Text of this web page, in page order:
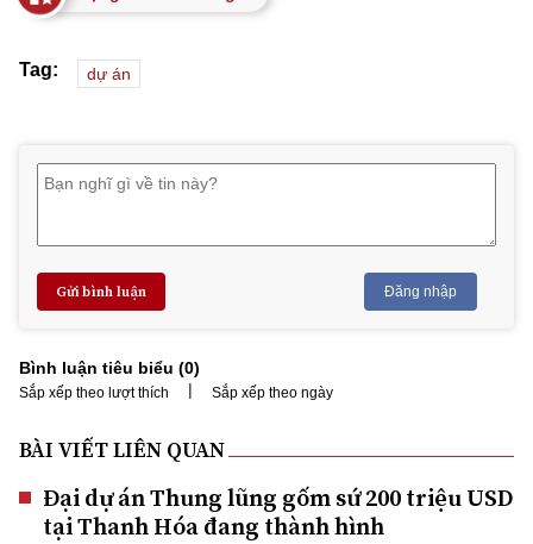
Tag: dự án
Gửi bình luận Đăng nhập
Bình luận tiêu biểu (0)
Sắp xếp theo lượt thích | Sắp xếp theo ngày
BÀI VIẾT LIÊN QUAN
Đại dự án Thung lũng gốm sứ 200 triệu USD
tại Thanh Hóa đang thành hình